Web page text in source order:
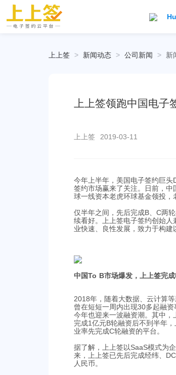
上上签 > 新闻动态 > 公司新闻 > 新
上上签领跑中国电
上上签 2019-03-11
今年上半年，美国电子签约巨
签约市场赢来了关注。日前，中
球一线资本老虎环球基金领投，
仅半年之间，先后完成B、C两
续看好。上上签电子签约创始
业快速、良性发展，致力于构
中国To B市场爆发，上上签完
2018年，随着大数据、云计算
曾在短短一周内出现30多起融
今年也迎来一波融资潮。其中
完成1亿元B轮融资后不到半年
业率先完成C轮融资的平台。
据了解，上上签以SaaS模式为
来，上上签已先后完成经纬、
人民币。